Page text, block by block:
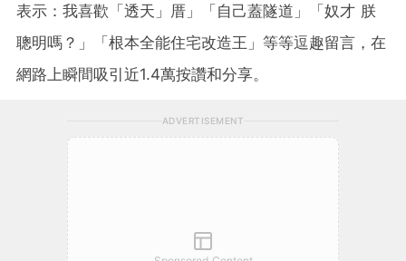
表示：我喜歡「透天」厝」「自己蓋隧道」「奴才 朕
聰明嗎？」「根本全能住宅改造王」等等逗趣留言，在
網路上瞬間吸引近1.4萬按讚和分享。
ADVERTISEMENT